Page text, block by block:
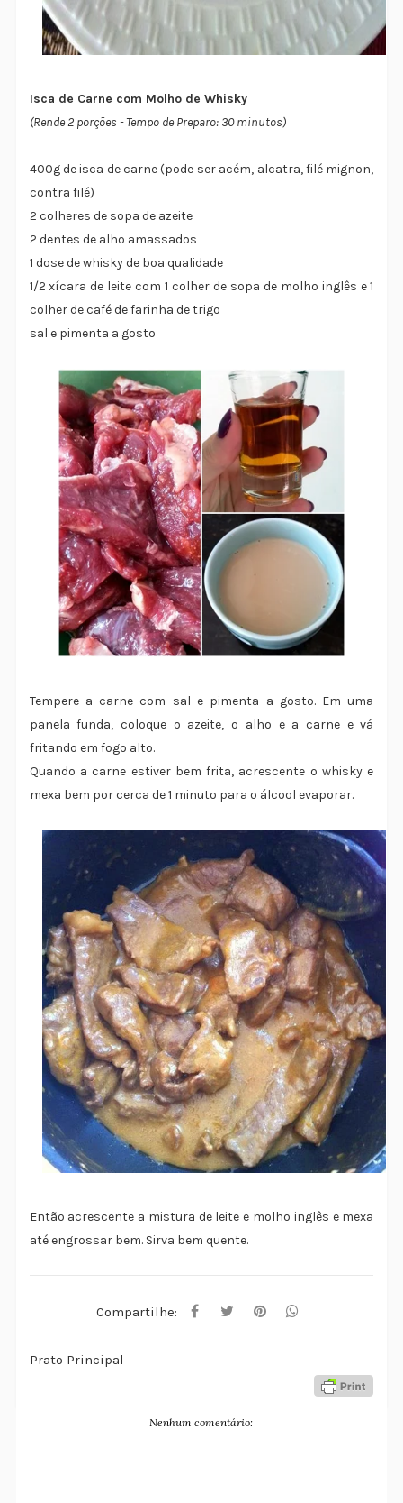
Isca de Carne com Molho de Whisky
(Rende 2 porções - Tempo de Preparo: 30 minutos)
400g de isca de carne (pode ser acém, alcatra, filé mignon,
contra filé)
2 colheres de sopa de azeite
2 dentes de alho amassados
1 dose de whisky de boa qualidade
1/2 xícara de leite com 1 colher de sopa de molho inglês e 1
colher de café de farinha de trigo
sal e pimenta a gosto
Tempere a carne com sal e pimenta a gosto. Em uma
panela funda, coloque o azeite, o alho e a carne e vá
fritando em fogo alto.
Quando a carne estiver bem frita, acrescente o whisky e
mexa bem por cerca de 1 minuto para o álcool evaporar.
Então acrescente a mistura de leite e molho inglês e mexa
até engrossar bem. Sirva bem quente.
Compartilhe:
Prato Principal
Nenhum comentário: